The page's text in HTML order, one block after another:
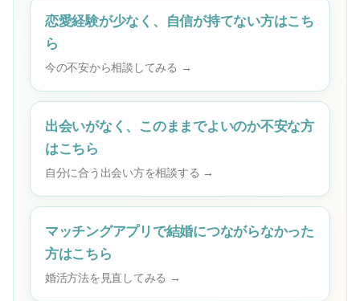
恋愛経験が少なく、自信が持てない方はこち
ら
今の不安から相談してみる →
出会いがなく、このままでよいのか不安な方
はこちら
自分に合う出会い方を相談する →
マッチングアプリで結婚につながらなかった
方はこちら
婚活方法を見直してみる →